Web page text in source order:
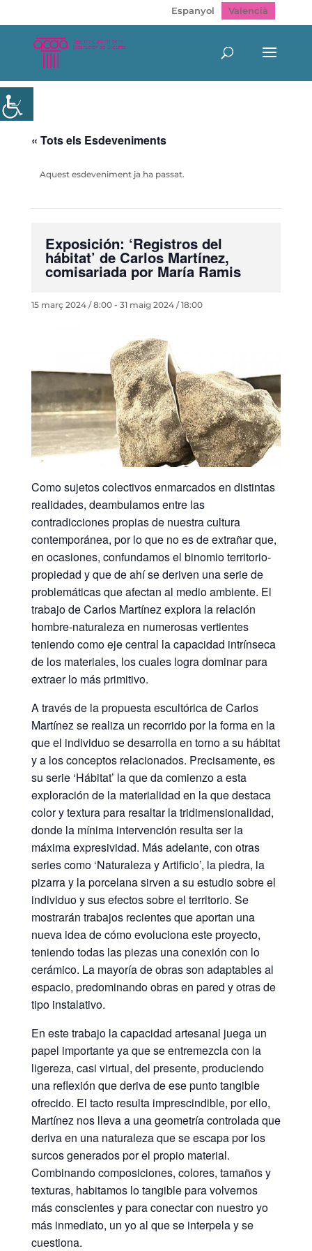
Espanyol Valencià
« Tots els Esdeveniments
Aquest esdeveniment ja ha passat.
Exposición: ‘Registros del
hábitat’ de Carlos Martínez,
comisariada por María Ramis
15 març 2024 / 8:00- 31 maig 2024 / 18:00
Como sujetos colectivos enmarcados en distintas
realidades, deambulamos entre las
contradicciones propias de nuestra cultura
contemporánea, por lo que no es de extrañar que,
en ocasiones, confundamos el binomio territorio-
propiedad y que de ahí se deriven una serie de
problemáticas que afectan al medio ambiente. El
trabajo de Carlos Martínez explora la relación
hombre-naturaleza en numerosas vertientes
teniendo como eje central la capacidad intrínseca
de los materiales, los cuales logra dominar para
extraer lo más primitivo.
A través de la propuesta escultórica de Carlos
Martínez se realiza un recorrido por la forma en la
que el individuo se desarrolla en torno a su hábitat
y a los conceptos relacionados. Precisamente, es
su serie ‘Hábitat’ la que da comienzo a esta
exploración de la materialidad en la que destaca
color y textura para resaltar la tridimensionalidad,
donde la mínima intervención resulta ser la
máxima expresividad. Más adelante, con otras
series como ‘Naturaleza y Artificio’, la piedra, la
pizarra y la porcelana sirven a su estudio sobre el
individuo y sus efectos sobre el territorio. Se
mostrarán trabajos recientes que aportan una
nueva idea de cómo evoluciona este proyecto,
teniendo todas las piezas una conexión con lo
cerámico. La mayoría de obras son adaptables al
espacio, predominando obras en pared y otras de
tipo instalativo.
En este trabajo la capacidad artesanal juega un
papel importante ya que se entremezcla con la
ligereza, casi virtual, del presente, produciendo
una reflexión que deriva de ese punto tangible
ofrecido. El tacto resulta imprescindible, por ello,
Martínez nos lleva a una geometría controlada que
deriva en una naturaleza que se escapa por los
surcos generados por el propio material.
Combinando composiciones, colores, tamaños y
texturas, habitamos lo tangible para volvernos
más conscientes y para conectar con nuestro yo
más inmediato, un yo al que se interpela y se
cuestiona.